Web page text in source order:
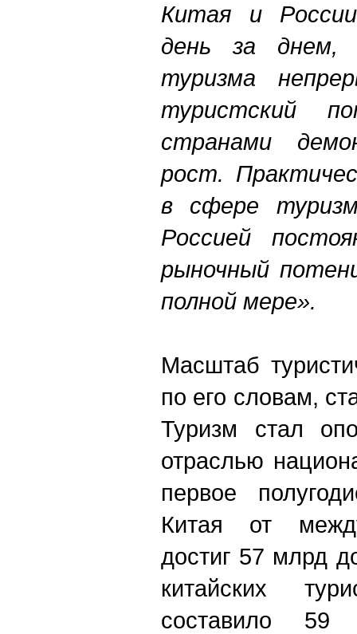
Китая и
день за днем,
туризма
туристский
странами
рост.
в сфере
Россией
рыночный
полной мере».
Масштаб
по его словам,
Туризм стал
отраслью
первое
Китая от
достиг 57 млрд
китайских
составило